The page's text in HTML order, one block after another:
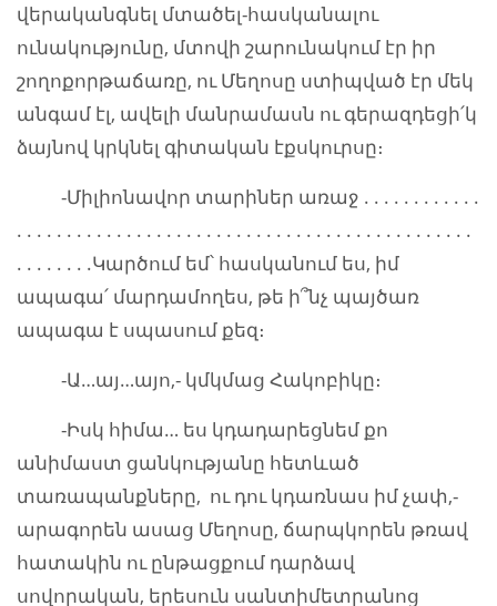
վերականգնել մտածել-հասկանալու
ունակությունը, մտովի շարունակում էր իր
շողոքորթաճառը, ու Մեղոսը ստիպված էր մեկ
անգամ էլ, ավելի մանրամասն ու գերազդեցի՛կ
ձայնով կրկնել գիտական էքսկուրսը։
-Միլիոնավոր տարիներ առաջ . . . . . . . . . . . .
. . . . . . . . . . . . . . . . . . . . . . . . . . . . . . . . . . . . . . . . . . . . . .
. . . . . . . .Կարծում եմ՝ հասկանում ես, իմ
ապագա՛ մարդամողես, թե ի՞նչ պայծառ
ապագա է սպասում քեզ։
-Ա…այ…այո,- կմկմաց Հակոբիկը։
-Իսկ հիմա… ես կդադարեցնեմ քո
անիմաստ ցանկությանը հետևած
տառապանքները, ու դու կդառնաս իմ չափ,-
արագորեն ասաց Մեղոսը, ճարպկորեն թռավ
հատակին ու ընթացքում դարձավ
սովորական, երեսուն սանտիմետրանոց